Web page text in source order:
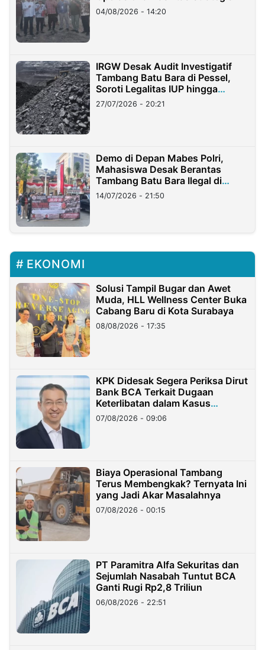
04/08/2026 - 14:20
IRGW Desak Audit Investigatif
Tambang Batu Bara di Pessel,
Soroti Legalitas IUP hingga
Stockpile
27/07/2026 - 20:21
Demo di Depan Mabes Polri,
Mahasiswa Desak Berantas
Tambang Batu Bara Ilegal di
Lampung
14/07/2026 - 21:50
EKONOMI
Solusi Tampil Bugar dan Awet
Muda, HLL Wellness Center Buka
Cabang Baru di Kota Surabaya
08/08/2026 - 17:35
KPK Didesak Segera Periksa Dirut
Bank BCA Terkait Dugaan
Keterlibatan dalam Kasus
Hilangnya Dana Nasabah Rp2,58
Miliar
07/08/2026 - 09:06
Biaya Operasional Tambang
Terus Membengkak? Ternyata Ini
yang Jadi Akar Masalahnya
07/08/2026 - 00:15
PT Paramitra Alfa Sekuritas dan
Sejumlah Nasabah Tuntut BCA
Ganti Rugi Rp2,8 Triliun
06/08/2026 - 22:51